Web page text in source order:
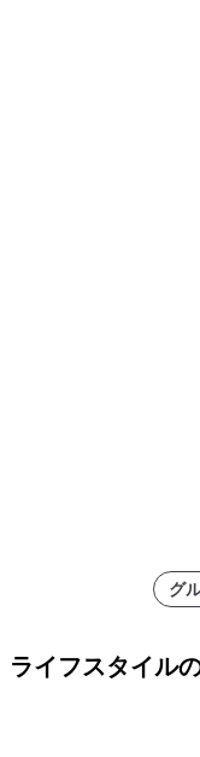
グ
ライフスタイル